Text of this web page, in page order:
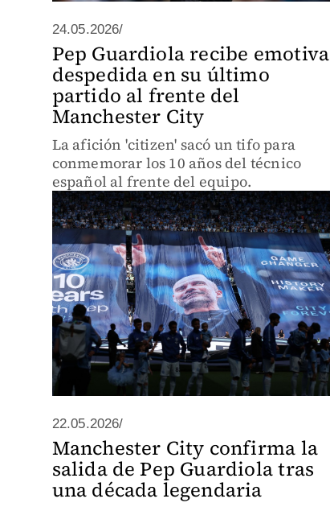
24.05.2026/
Pep Guardiola recibe emotiva
despedida en su último
partido al frente del
Manchester City
La afición 'citizen' sacó un tifo para
conmemorar los 10 años del técnico
español al frente del equipo.
22.05.2026/
Manchester City confirma la
salida de Pep Guardiola tras
una década legendaria